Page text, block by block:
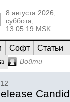
8 августа 2026,
суббота,
13:05:19 MSK
Софт Статьи
Войти